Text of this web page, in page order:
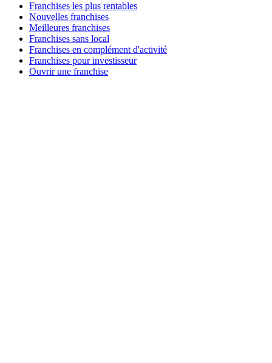
Franchises les plus rentables
Nouvelles franchises
Meilleures franchises
Franchises sans local
Franchises en complément d'activité
Franchises pour investisseur
Ouvrir une franchise